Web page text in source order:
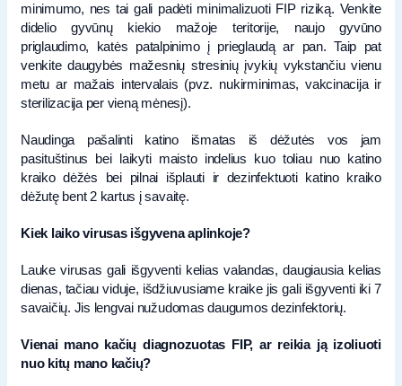
minimumo, nes tai gali padėti minimalizuoti FIP riziką. Venkite
didelio gyvūnų kiekio mažoje teritorije, naujo gyvūno
priglaudimo, katės patalpinimo į prieglaudą ar pan. Taip pat
venkite daugybės mažesnių stresinių įvykių vykstančiu vienu
metu ar mažais intervalais (pvz. nukirminimas, vakcinacija ir
sterilizacija per vieną mėnesį).
Naudinga pašalinti katino išmatas iš dėžutės vos jam
pasituštinus bei laikyti maisto indelius kuo toliau nuo katino
kraiko dėžės bei pilnai išplauti ir dezinfektuoti katino kraiko
dėžutę bent 2 kartus į savaitę.
Kiek laiko virusas išgyvena aplinkoje?
Lauke virusas gali išgyventi kelias valandas, daugiausia kelias
dienas, tačiau viduje, išdžiuvusiame kraike jis gali išgyventi iki 7
savaičių. Jis lengvai nužudomas daugumos dezinfektorių.
Vienai mano kačių diagnozuotas FIP, ar reikia ją izoliuoti
nuo kitų mano kačių?